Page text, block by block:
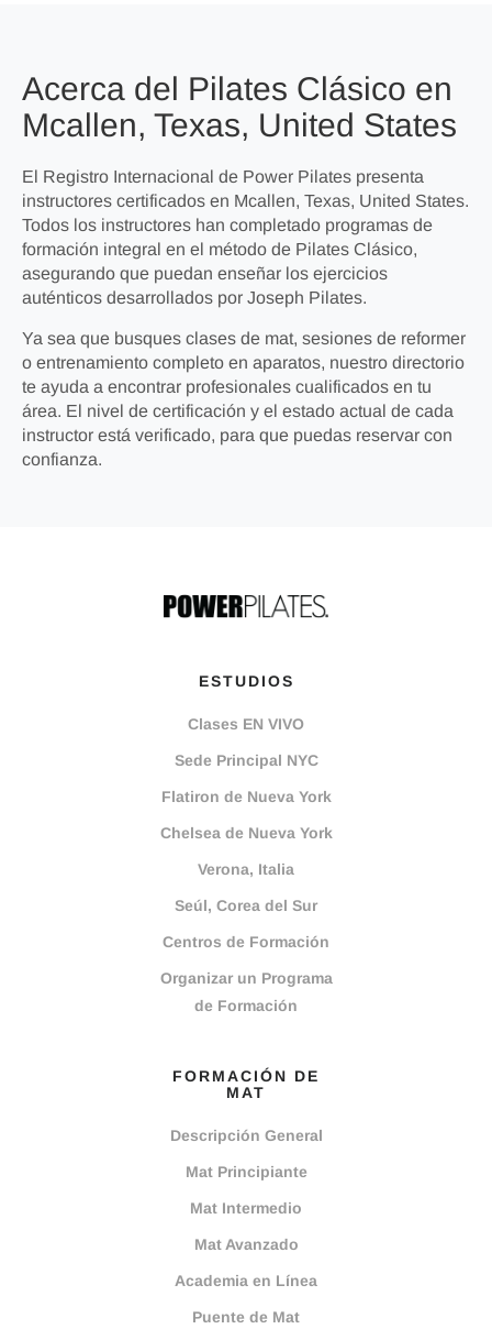
Acerca del Pilates Clásico en
Mcallen, Texas, United States
El Registro Internacional de Power Pilates presenta
instructores certificados en Mcallen, Texas, United States.
Todos los instructores han completado programas de
formación integral en el método de Pilates Clásico,
asegurando que puedan enseñar los ejercicios
auténticos desarrollados por Joseph Pilates.
Ya sea que busques clases de mat, sesiones de reformer
o entrenamiento completo en aparatos, nuestro directorio
te ayuda a encontrar profesionales cualificados en tu
área. El nivel de certificación y el estado actual de cada
instructor está verificado, para que puedas reservar con
confianza.
ESTUDIOS
Clases EN VIVO
Sede Principal NYC
Flatiron de Nueva York
Chelsea de Nueva York
Verona, Italia
Seúl, Corea del Sur
Centros de Formación
Organizar un Programa
de Formación
FORMACIÓN DE
MAT
Descripción General
Mat Principiante
Mat Intermedio
Mat Avanzado
Academia en Línea
Puente de Mat